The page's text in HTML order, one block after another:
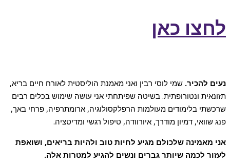
לחצו כאן
נעים להכיר. שמי לוסי רבין ואני מאמנת הוליסטית לאורח חיים בריא,
תזונאית ונטורופתית. בשיטה שפיתחתי אני עושה שימוש בכלים רבים
שרכשתי בלימודים מעולמות הרפלקסולוגיה, ארומתרפיה, פרחי באך,
פנג שוואי, דמיון מודרך, איורוודה, טיפול רגשי ומדיטציה.
אני מאמינה שלכולם מגיע לחיות טוב ולהיות בריאים, ושואפת
לעזור לכמה שיותר גברים ונשים להגיע למטרות אלה.